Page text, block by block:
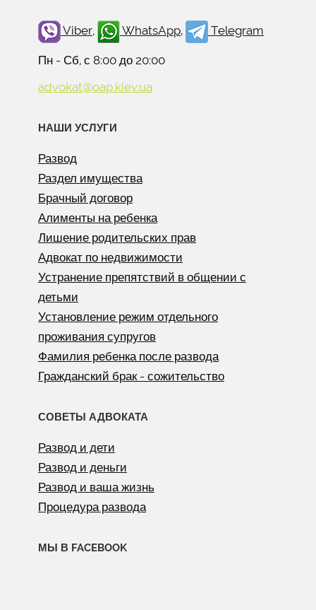
Viber, WhatsApp, Telegram
Пн - Сб, с 8:00 до 20:00
advokat@oap.kiev.ua
НАШИ УСЛУГИ
Развод
Раздел имущества
Брачный договор
Алименты на ребенка
Лишение родительских прав
Адвокат по недвижимости
Устранение препятствий в общении с
детьми
Установление режим отдельного
проживания супругов
Фамилия ребенка после развода
Гражданский брак - сожительство
СОВЕТЫ АДВОКАТА
Развод и дети
Развод и деньги
Развод и ваша жизнь
Процедура развода
МЫ В FACEBOOK